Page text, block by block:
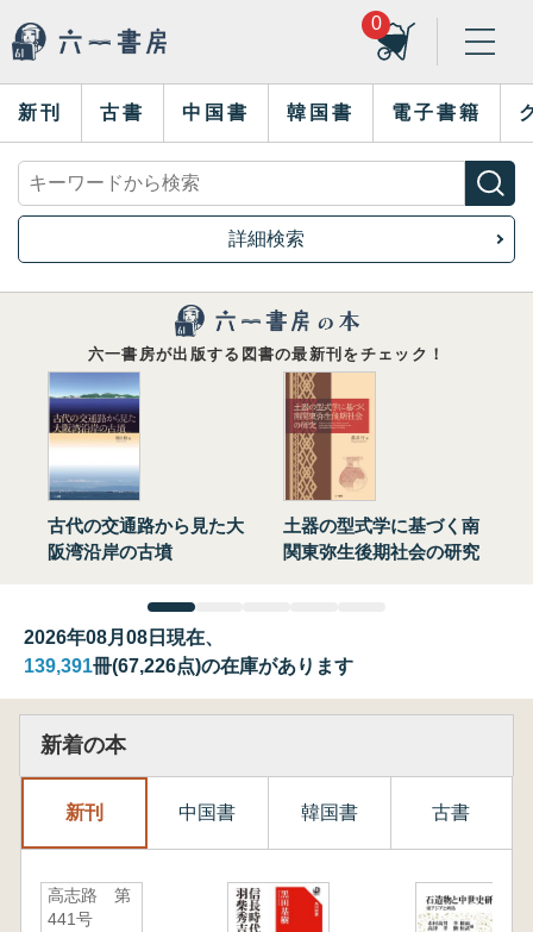
0
新刊 古書 中国書 韓国書 電子書籍
詳細検索
六一書房が出版する図書の最新刊をチェック！
古代の交通路から見た大
阪湾沿岸の古墳
土器の型式学に基づく南
関東弥生後期社会の研究
2026年08月08日現在、
139,391冊(67,226点)の在庫があります
新着の本
新刊 中国書 韓国書 古書
高志路 第
441号